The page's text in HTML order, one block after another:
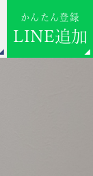
かんたん登録
LINE追加